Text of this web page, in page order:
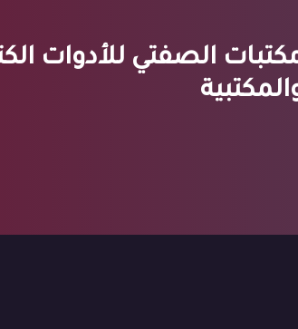
الصفتي للأدوات